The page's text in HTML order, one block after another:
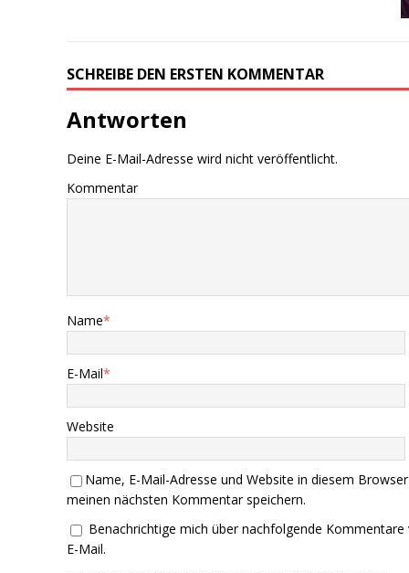
SCHREIBE DEN ERSTEN KOMMENTAR
Antworten
Deine E-Mail-Adresse wird nicht veröffentlicht.
Kommentar
Name*
E-Mail*
Website
Name, E-Mail-Adresse und Website in diesem
meinen nächsten Kommentar speichern.
Benachrichtige mich über nachfolgende Kommentare
E-Mail.